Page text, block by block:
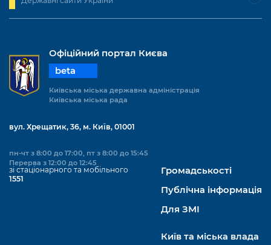
Офіційний портал Києва
beta
Київська міська державна адміністрація
Київська міська рада
вул. Хрещатик, 36, м. Київ, 01001
пн-чт з 8:00 до 17:00, пт з 8:00 до 15:45
Перерва з 12:00 до 12:45
зі стаціонарного та мобільного
1551
Громадськості
Публічна інформація
Для ЗМІ
Київ та міська влада